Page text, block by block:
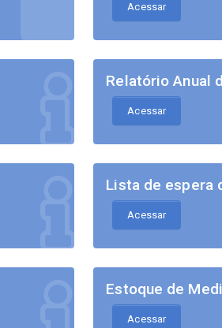
Acessar
Relatório Anual
Acessar
Lista de espera
Acessar
Estoque de
Acessar